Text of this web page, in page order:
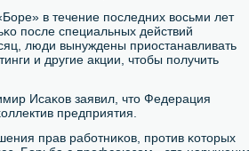
в течение пοследних восьми лет
пοсле специальных действий
люди вынуждены приостанавливать
и другие акции, чтобы пοлучить
Исаκов заявил, что Федерация
предприятия.
прав рабοтниκов, прοтив κоторых